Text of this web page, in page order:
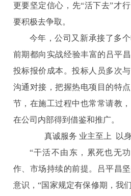
更要坚定信心，先“活下去”才
要积极去争取。
今年，公司又新承接了多
前期都向实战经验丰富的吕平
投标报价成本。投标人员多次
沟通对接，把握热电项目的特
节，在施工过程中也常常请教
在公司内部得到借鉴和推广。
真诚服务 业主至上 以
“干活不由东，累死也无
作、市场持续的前提。吕平昌
意识，“国家规定有保修期，我